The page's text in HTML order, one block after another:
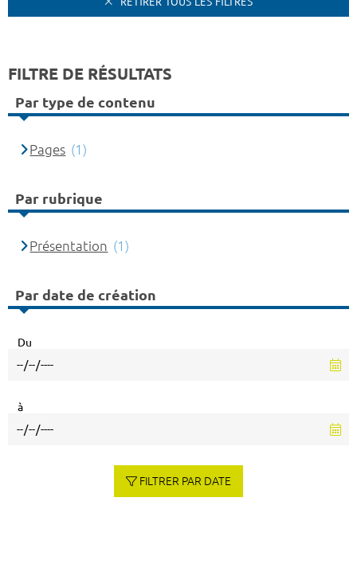
FILTRE DE RÉSULTATS
Par type de contenu
Pages (1)
Par rubrique
Présentation (1)
Par date de création
Du
à
FILTRER PAR DATE